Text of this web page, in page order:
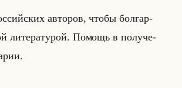
ав­то­ров, чтобы бол­гар­
ли­те­ра­ту­рой. По­мощь в по­лу­че­